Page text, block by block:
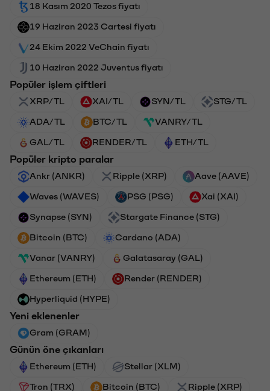
18 Kasım 2020 Tezos fiyatı
19 Haziran 2023 Cartesi fiyatı
24 Ekim 2022 VeChain fiyatı
10 Haziran 2022 Juventus fiyatı
Popüler işlem çiftleri
XRP/TL XAI/TL SYN/TL STG/TL
ADA/TL BTC/TL VANRY/TL
GAL/TL RENDER/TL ETH/TL
Popüler kripto paralar
Ankr (ANKR) Ripple (XRP) Aave (AAVE)
Waves (WAVES) PSG (PSG) Xai (XAI)
Synapse (SYN) Stargate Finance (STG)
Bitcoin (BTC) Cardano (ADA)
Vanar (VANRY) Galatasaray (GAL)
Ethereum (ETH) Render (RENDER)
Hyperliquid (HYPE)
Yeni eklenenler
Gram (GRAM)
Günün öne çıkanları
Ethereum (ETH) Stellar (XLM)
Tron (TRX) Bitcoin (BTC) Ripple (XRP)